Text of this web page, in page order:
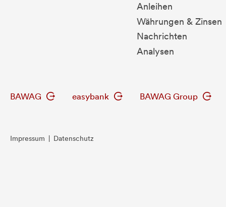
Anleihen
Währungen & Zinsen
Nachrichten
Analysen
BAWAG easybank BAWAG Group
Impressum Datenschutz